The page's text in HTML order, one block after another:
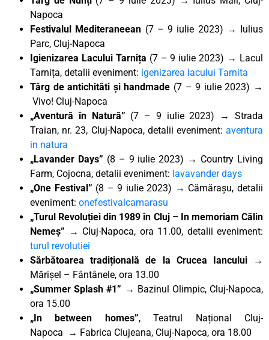
Napoca
Festivalul Mediteraneean (7 – 9 iulie 2023) → Iulius
Parc, Cluj-Napoca
Igienizarea Lacului Tarnița (7 – 9 iulie 2023) → Lacul
Tarnița, detalii eveniment: igenizarea lacului Tarnita
Târg de antichităti și handmade (7 – 9 iulie 2023) →
Vivo! Cluj-Napoca
„Aventură în Natură” (7 – 9 iulie 2023) → Strada
Traian, nr. 23, Cluj-Napoca, detalii eveniment: aventura
in natura
„Lavander Days” (8 – 9 iulie 2023) → Country Living
Farm, Cojocna, detalii eveniment: lavavander days
„One Festival” (8 – 9 iulie 2023) → Cămărașu, detalii
eveniment: onefestivalcamarasu
„Turul Revoluției din 1989 în Cluj – In memoriam Călin
Nemeș” → Cluj-Napoca, ora 11.00, detalii eveniment:
turul revolutiei
Sărbătoarea tradițională de la Crucea Iancului →
Mărișel – Fântânele, ora 13.00
„Summer Splash #1” → Bazinul Olimpic, Cluj-Napoca,
ora 15.00
„In between homes”, Teatrul Național Cluj-
Napoca
→ Fabrica Clujeana, Cluj-Napoca, ora 18.00